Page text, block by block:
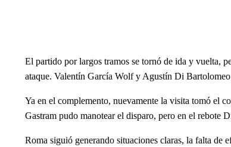
El partido por largos tramos se tornó de ida y vuelta,
ataque. Valentín García Wolf y Agustín Di
Ya en el complemento, nuevamente la visita tomó el
Gastram pudo manotear el disparo, pero en el rebote
Roma siguió generando situaciones claras, la falta de